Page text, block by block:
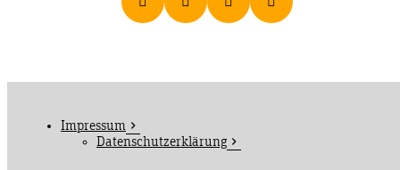
Impressum
Datenschutzerklärung